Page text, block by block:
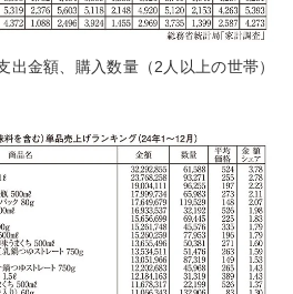
出金額、購入数量（2人以上の世帯）